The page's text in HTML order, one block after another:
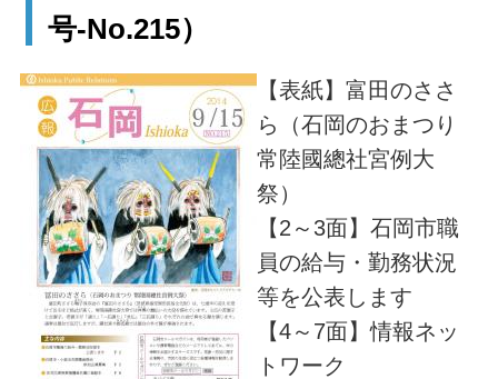
号-No.215）
【表紙】富田のささ
ら（石岡のおまつり
常陸國總社宮例大
祭）
【2～3面】石岡市職
員の給与・勤務状況
等を公表します
【4～7面】情報ネッ
トワーク